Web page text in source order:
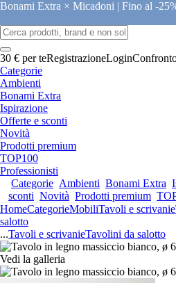
Bonami Extra × Micadoni | Fino al -
30 € per teRegistrazioneLogin
Categorie
Ambienti
Bonami Extra
Ispirazione
Offerte e sconti
Novità
Prodotti premium
TOP100
Professionisti
Categorie Ambienti Bonami Extra
sconti Novità Prodotti premium
HomeCategorieMobiliTavoli e scrivanie
salotto
...Tavoli e scrivanieTavolini da salotto
Vedi la galleria